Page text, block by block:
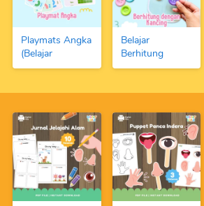
Playmats Angka
(Belajar
Berhitung 1-10
Belajar
Berhitung
Dengan Kancing
dan Angka